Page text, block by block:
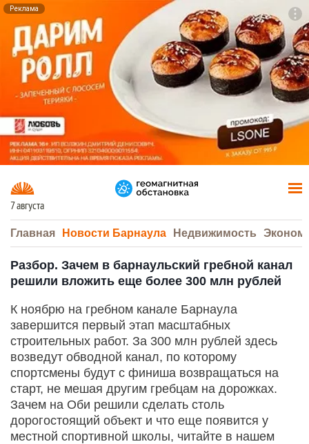
Реклама
7 августа
Главная Новости Барнаула Недвижимость
Разбор. Зачем в барнаульский гребной канал
решили вложить еще более 300 млн рублей
К ноябрю на гребном канале Барнаула
завершится первый этап масштабных
строительных работ. За 300 млн рублей здесь
возведут обводной канал, по которому
спортсмены будут с финиша возвращаться на
старт, не мешая другим гребцам на дорожках.
Зачем на Оби решили сделать столь
дорогостоящий объект и что еще появится у
местной спортивной школы, читайте в нашем